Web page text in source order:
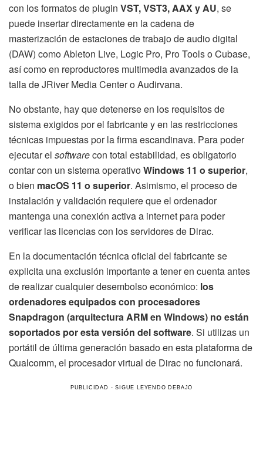
con los formatos de plugin VST, VST3, AAX y AU, se
puede insertar directamente en la cadena de
masterización de estaciones de trabajo de audio digital
(DAW) como Ableton Live, Logic Pro, Pro Tools o Cubase,
así como en reproductores multimedia avanzados de la
talla de JRiver Media Center o Audirvana.
No obstante, hay que detenerse en los requisitos de
sistema exigidos por el fabricante y en las restricciones
técnicas impuestas por la firma escandinava. Para poder
ejecutar el softwarecon total estabilidad, es obligatorio
contar con un sistema operativoWindows 11 o superior,
o bien macOS 11 o superior. Asimismo, el proceso de
instalación y validación requiere que el ordenador
mantenga una conexión activa a internet para poder
verificar las licencias con los servidores de Dirac.
En la documentación técnica oficial del fabricante se
explicita una exclusión importante a tener en cuenta antes
de realizar cualquier desembolso económico: los
ordenadores equipados con procesadores
Snapdragon (arquitectura ARM en Windows) no están
soportados por esta versión del software. Si utilizas un
portátil de última generación basado en esta plataforma de
Qualcomm, el procesador virtual de Dirac no funcionará.